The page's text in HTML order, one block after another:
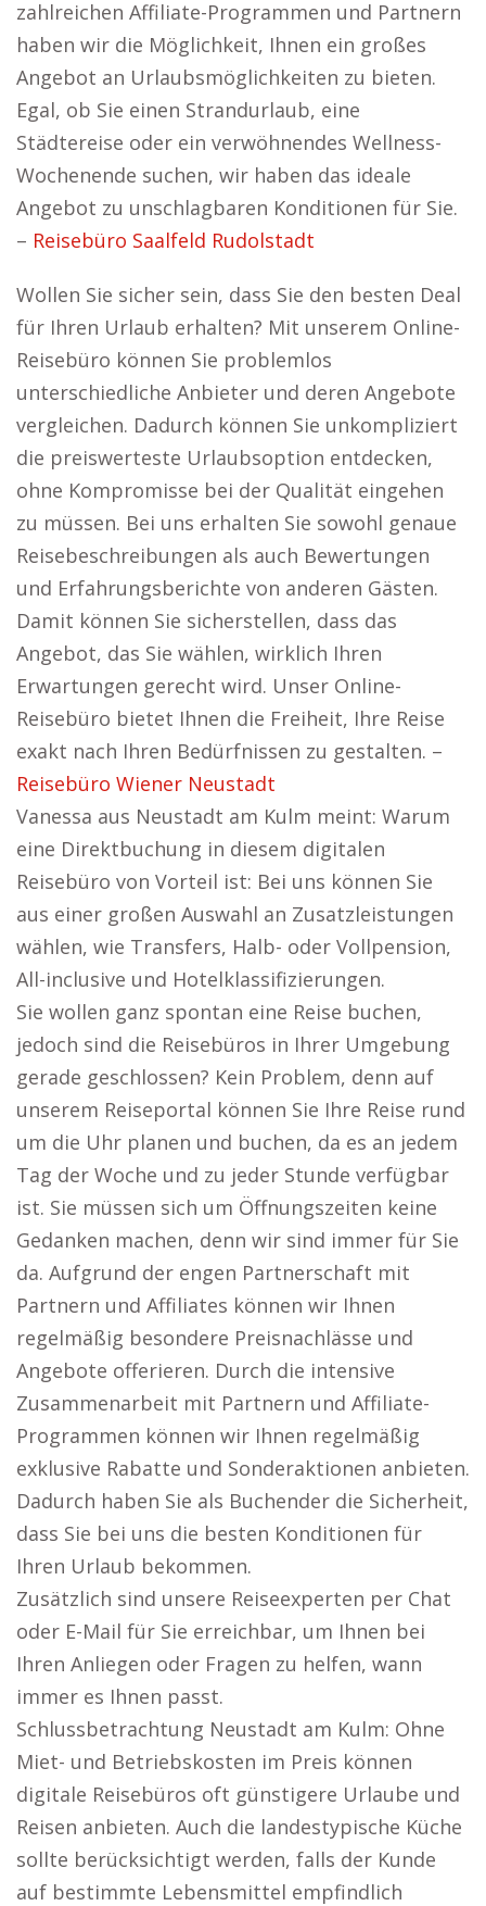
zahlreichen Affiliate-Programmen und Partnern
haben wir die Möglichkeit, Ihnen ein großes
Angebot an Urlaubsmöglichkeiten zu bieten.
Egal, ob Sie einen Strandurlaub, eine
Städtereise oder ein verwöhnendes Wellness-
Wochenende suchen, wir haben das ideale
Angebot zu unschlagbaren Konditionen für Sie.
– Reisebüro Saalfeld Rudolstadt
Wollen Sie sicher sein, dass Sie den besten Deal
für Ihren Urlaub erhalten? Mit unserem Online-
Reisebüro können Sie problemlos
unterschiedliche Anbieter und deren Angebote
vergleichen. Dadurch können Sie unkompliziert
die preiswerteste Urlaubsoption entdecken,
ohne Kompromisse bei der Qualität eingehen
zu müssen. Bei uns erhalten Sie sowohl genaue
Reisebeschreibungen als auch Bewertungen
und Erfahrungsberichte von anderen Gästen.
Damit können Sie sicherstellen, dass das
Angebot, das Sie wählen, wirklich Ihren
Erwartungen gerecht wird. Unser Online-
Reisebüro bietet Ihnen die Freiheit, Ihre Reise
exakt nach Ihren Bedürfnissen zu gestalten. –
Reisebüro Wiener Neustadt
Vanessa aus Neustadt am Kulm meint: Warum
eine Direktbuchung in diesem digitalen
Reisebüro von Vorteil ist: Bei uns können Sie
aus einer großen Auswahl an Zusatzleistungen
wählen, wie Transfers, Halb- oder Vollpension,
All-inclusive und Hotelklassifizierungen.
Sie wollen ganz spontan eine Reise buchen,
jedoch sind die Reisebüros in Ihrer Umgebung
gerade geschlossen? Kein Problem, denn auf
unserem Reiseportal können Sie Ihre Reise rund
um die Uhr planen und buchen, da es an jedem
Tag der Woche und zu jeder Stunde verfügbar
ist. Sie müssen sich um Öffnungszeiten keine
Gedanken machen, denn wir sind immer für Sie
da. Aufgrund der engen Partnerschaft mit
Partnern und Affiliates können wir Ihnen
regelmäßig besondere Preisnachlässe und
Angebote offerieren. Durch die intensive
Zusammenarbeit mit Partnern und Affiliate-
Programmen können wir Ihnen regelmäßig
exklusive Rabatte und Sonderaktionen anbieten.
Dadurch haben Sie als Buchender die Sicherheit,
dass Sie bei uns die besten Konditionen für
Ihren Urlaub bekommen.
Zusätzlich sind unsere Reiseexperten per Chat
oder E-Mail für Sie erreichbar, um Ihnen bei
Ihren Anliegen oder Fragen zu helfen, wann
immer es Ihnen passt.
Schlussbetrachtung Neustadt am Kulm: Ohne
Miet- und Betriebskosten im Preis können
digitale Reisebüros oft günstigere Urlaube und
Reisen anbieten. Auch die landestypische Küche
sollte berücksichtigt werden, falls der Kunde
auf bestimmte Lebensmittel empfindlich